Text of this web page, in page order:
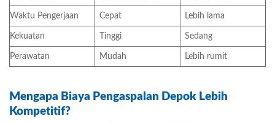
Waktu Pengerjaan Cepat Lebih lama
Kekuatan Tinggi Sedang
Perawatan Mudah Lebih rumit
Mengapa Biaya Pengaspalan Depok Lebih
Kompetitif?